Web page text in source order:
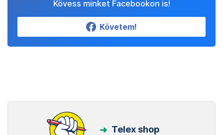
Kövess minket Facebookon is!
Követem!
Telex shop